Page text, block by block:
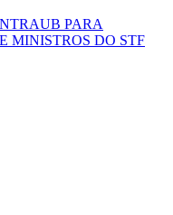
PARA
MINISTROS DO STF